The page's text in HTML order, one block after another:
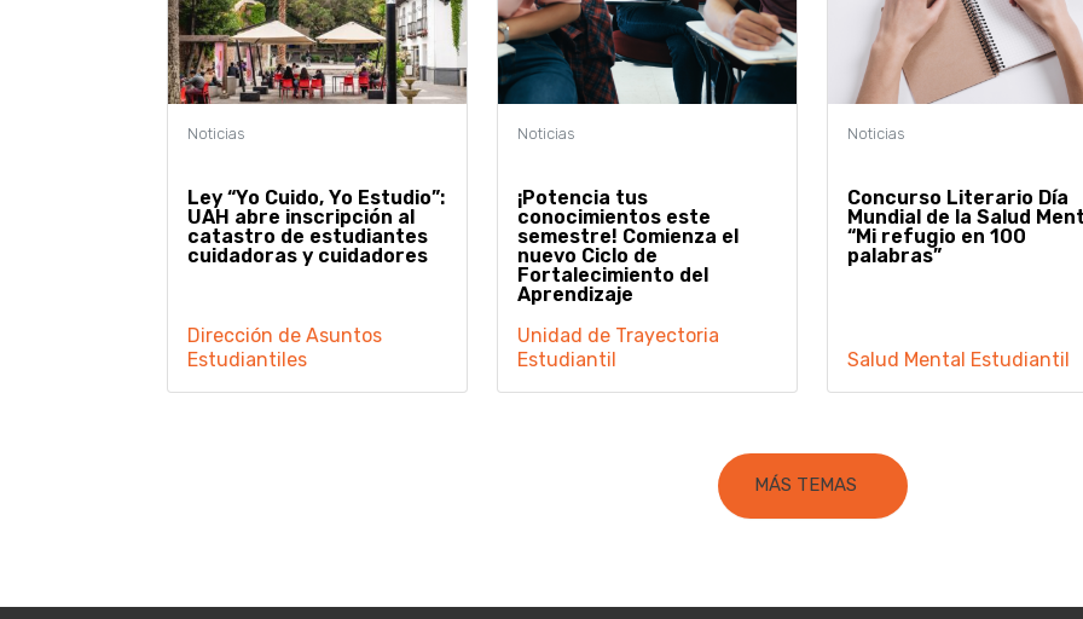
Ley “Yo Cuido, Yo Estudio”:
UAH abre inscripción al
catastro de estudiantes
cuidadoras y cuidadores
Dirección de Asuntos
Estudiantiles
¡Potencia tus
conocimientos este
semestre! Comienza el
nuevo Ciclo de
Fortalecimiento del
Aprendizaje
Unidad de Trayectoria
Estudiantil
Concurso Literario Día
Mundial de la Salud
“Mi refugio en 100
palabras”
Salud Mental Estudiantil
MÁS TEMAS